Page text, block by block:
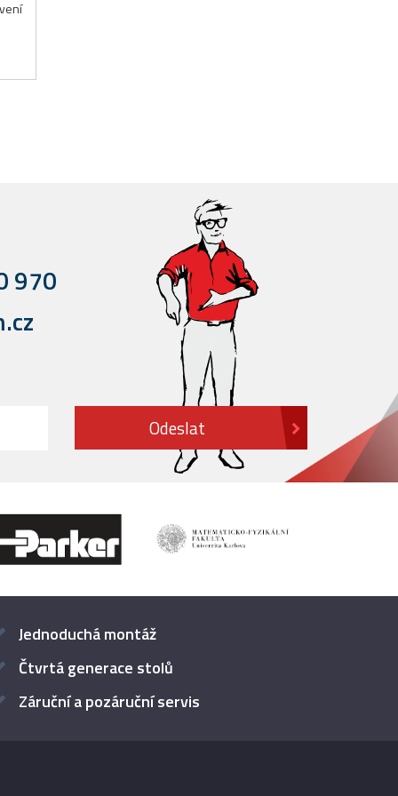
970
Jednoduchá montáž
Čtvrtá generace stolů
Záruční a pozáruční servis